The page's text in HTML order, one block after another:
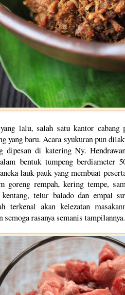
lalu,salah satu kantor cabang
yang baru. Acarasyukuranpun
dipesan di katering Ny.
bentuk tumpeng berdiameter
lauk-pauk yang membuat
goreng rempah, kering tempe,
telur balado dan empal
terkenal akan kelezatan
semoga rasanya semanis